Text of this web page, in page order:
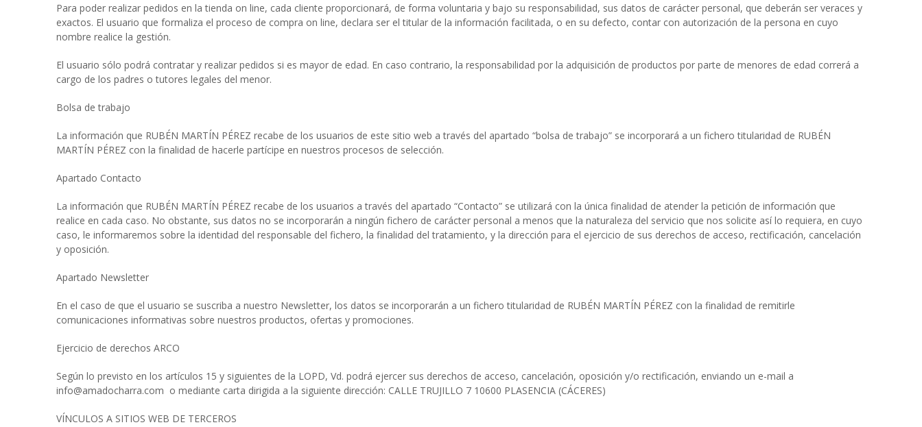
Para poder realizar pedidos en la tienda on line, cada cliente proporcionará, de forma voluntaria y bajo su responsabilidad, sus datos de carácter personal, que deberán ser veraces y
exactos. El usuario que formaliza el proceso de compra on line, declara ser el titular de la información facilitada, o en su defecto, contar con autorización de la persona en cuyo
nombre realice la gestión.
El usuario sólo podrá contratar y realizar pedidos si es mayor de edad. En caso contrario, la responsabilidad por la adquisición de productos por parte de menores de edad correrá a
cargo de los padres o tutores legales del menor.
Bolsa de trabajo
La información que RUBÉN MARTÍN PÉREZ recabe de los usuarios de este sitio web a través del apartado “bolsa de trabajo” se incorporará a un fichero titularidad de RUBÉN
MARTÍN PÉREZ con la finalidad de hacerle partícipe en nuestros procesos de selección.
Apartado Contacto
La información que RUBÉN MARTÍN PÉREZ recabe de los usuarios a través del apartado “Contacto” se utilizará con la única finalidad de atender la petición de información que
realice en cada caso. No obstante, sus datos no se incorporarán a ningún fichero de carácter personal a menos que la naturaleza del servicio que nos solicite así lo requiera, en cuyo
caso, le informaremos sobre la identidad del responsable del fichero, la finalidad del tratamiento, y la dirección para el ejercicio de sus derechos de acceso, rectificación, cancelación
y oposición.
Apartado Newsletter
En el caso de que el usuario se suscriba a nuestro Newsletter, los datos se incorporarán a un fichero titularidad de RUBÉN MARTÍN PÉREZ con la finalidad de remitirle
comunicaciones informativas sobre nuestros productos, ofertas y promociones.
Ejercicio de derechos ARCO
Según lo previsto en los artículos 15 y siguientes de la LOPD, Vd. podrá ejercer sus derechos de acceso, cancelación, oposición y/o rectificación, enviando un e-mail a
info@amadocharra.com o mediante carta dirigida a la siguiente dirección: CALLE TRUJILLO 7 10600 PLASENCIA (CÁCERES)
VÍNCULOS A SITIOS WEB DE TERCEROS